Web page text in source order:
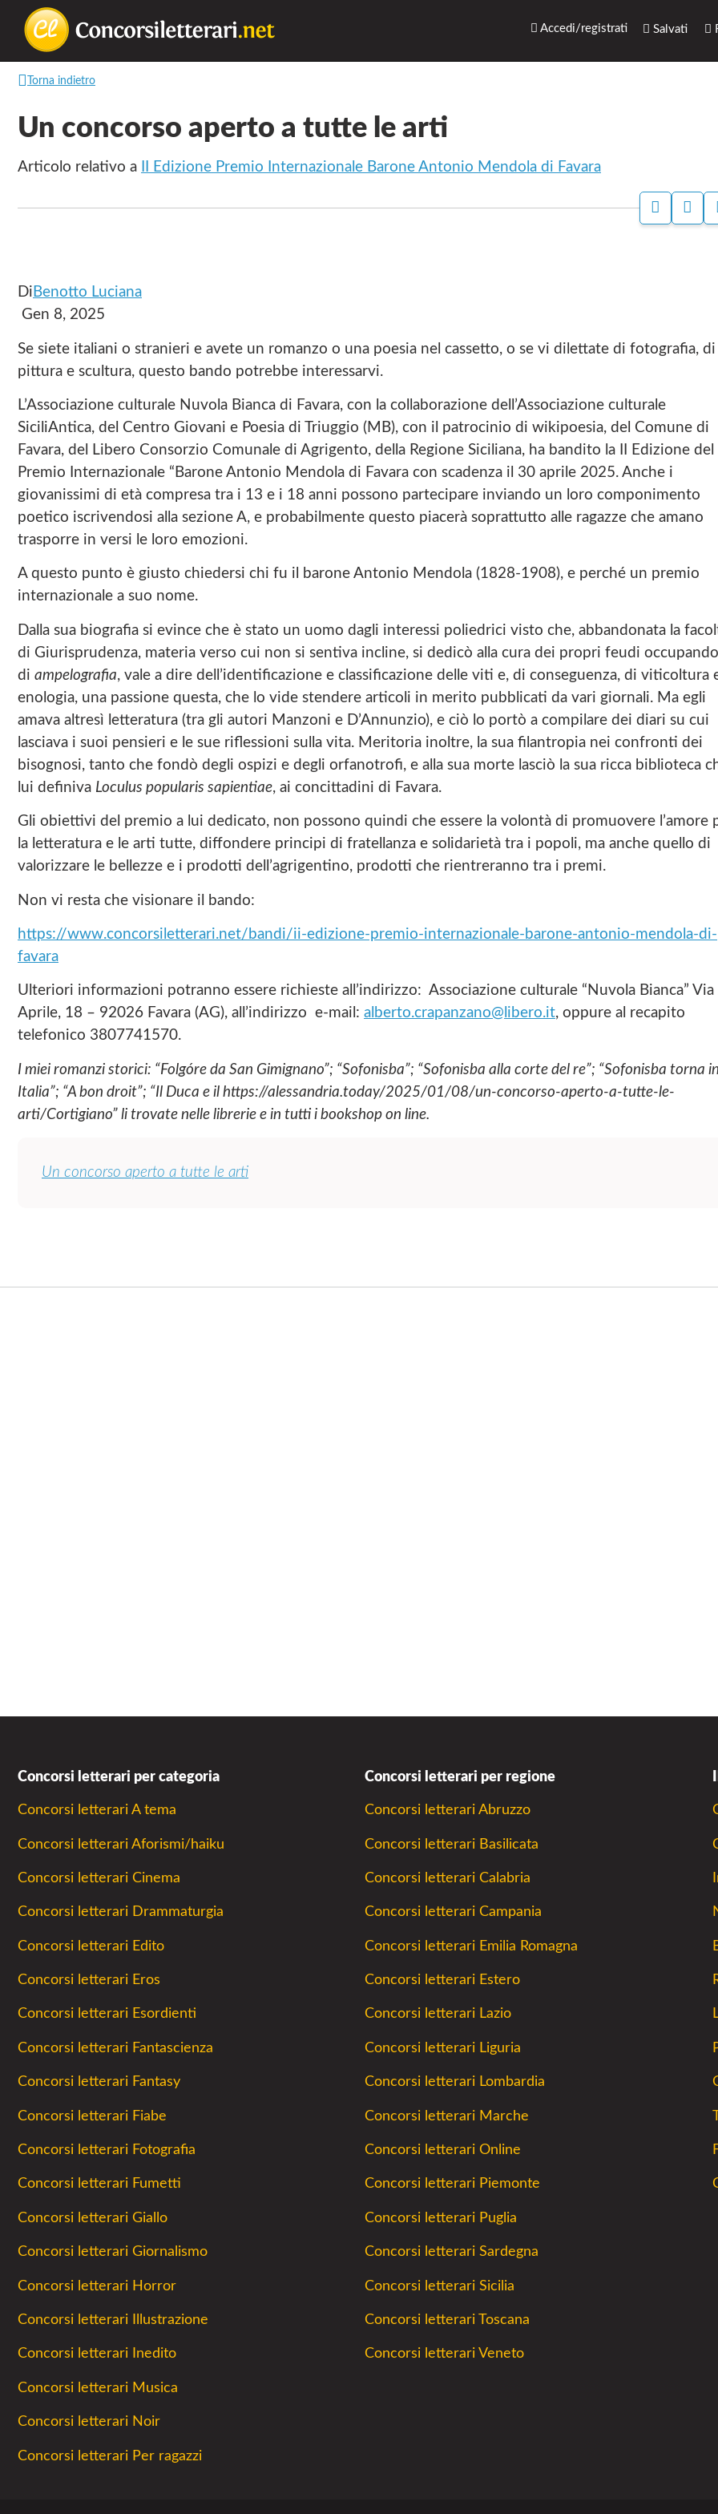
non
permette
di
ma
Accedi/registrati Salvati
Torna indietro
Un concorso aperto a tutte le arti
Articolo relativo a II Edizione Premio Internazionale Barone Antonio Mendola di Favara
T
A
E
D
I
A
C
I
C
U
T
U
A
L
N
O
A
A
Di Benotto Luciana
Gen 8, 2025
Se siete italiani o stranieri e avete un romanzo o una poesia nel cassetto, o se vi dilettate di fotografia, di
pittura e scultura, questo bando potrebbe interessarvi.
L’Associazione culturale Nuvola Bianca di Favara, con la collaborazione dell’Associazione culturale
SiciliAntica, del Centro Giovani e Poesia di Triuggio (MB), con il patrocinio di wikipoesia, del Comune di
Favara, del Libero Consorzio Comunale di Agrigento, della Regione Siciliana, ha bandito la II Edizione del
Premio Internazionale “Barone Antonio Mendola di Favara con scadenza il 30 aprile 2025. Anche i
giovanissimi di età compresa tra i 13 e i 18 anni possono partecipare inviando un loro componimento
poetico iscrivendosi alla sezione A, e probabilmente questo piacerà soprattutto alle ragazze che amano
trasporre in versi le loro emozioni.
A questo punto è giusto chiedersi chi fu il barone Antonio Mendola (1828-1908), e perché un premio
internazionale a suo nome.
Dalla sua biografia si evince che è stato un uomo dagli interessi poliedrici visto che, abbandonata la
di Giurisprudenza, materia verso cui non si sentiva incline, si dedicò alla cura dei propri feudi
di ampelografia, vale a dire dell’identificazione e classificazione delle viti e, di conseguenza, di viticoltura
enologia, una passione questa, che lo vide stendere articoli in merito pubblicati da vari giornali. Ma egli
amava altresì letteratura (tra gli autori Manzoni e D’Annunzio), e ciò lo portò a compilare dei diari su cui
lasciava i suoi pensieri e le sue riflessioni sulla vita. Meritoria inoltre, la sua filantropia nei confronti dei
bisognosi, tanto che fondò degli ospizi e degli orfanotrofi, e alla sua morte lasciò la sua ricca biblioteca
lui definiva Loculus popularis sapientiae, ai concittadini di Favara.
Gli obiettivi del premio a lui dedicato, non possono quindi che essere la volontà di promuovere l’amore
la letteratura e le arti tutte, diffondere principi di fratellanza e solidarietà tra i popoli, ma anche quello di
valorizzare le bellezze e i prodotti dell’agrigentino, prodotti che rientreranno tra i premi.
Non vi resta che visionare il bando:
https://www.concorsiletterari.net/bandi/ii-edizione-premio-internazionale-barone-antonio-mendola-di-
favara
Ulteriori informazioni potranno essere richieste all’indirizzo: Associazione culturale “Nuvola Bianca” Via
Aprile, 18 – 92026 Favara (AG), all’indirizzo e-mail: alberto.crapanzano@libero.it, oppure al recapito
telefonico 3807741570.
I miei romanzi storici: “Folgóre da San Gimignano”; “Sofonisba”; “Sofonisba alla corte del re”; “Sofonisba torna in
Italia”; “A bon droit”; “Il Duca e il https://alessandria.today/2025/01/08/un-concorso-aperto-a-tutte-le-
arti/Cortigiano” li trovate nelle librerie e in tutti i bookshop on line.
Un concorso aperto a tutte le arti
Concorsi letterari per categoria
Concorsi letterari A tema
Concorsi letterari Aforismi/haiku
Concorsi letterari Cinema
Concorsi letterari Drammaturgia
Concorsi letterari Edito
Concorsi letterari Eros
Concorsi letterari Esordienti
Concorsi letterari Fantascienza
Concorsi letterari Fantasy
Concorsi letterari Fiabe
Concorsi letterari Fotografia
Concorsi letterari Fumetti
Concorsi letterari Giallo
Concorsi letterari Giornalismo
Concorsi letterari Horror
Concorsi letterari Illustrazione
Concorsi letterari Inedito
Concorsi letterari Musica
Concorsi letterari Noir
Concorsi letterari Per ragazzi
Concorsi letterari per regione
Concorsi letterari Abruzzo
Concorsi letterari Basilicata
Concorsi letterari Calabria
Concorsi letterari Campania
Concorsi letterari Emilia Romagna
Concorsi letterari Estero
Concorsi letterari Lazio
Concorsi letterari Liguria
Concorsi letterari Lombardia
Concorsi letterari Marche
Concorsi letterari Online
Concorsi letterari Piemonte
Concorsi letterari Puglia
Concorsi letterari Sardegna
Concorsi letterari Sicilia
Concorsi letterari Toscana
Concorsi letterari Veneto